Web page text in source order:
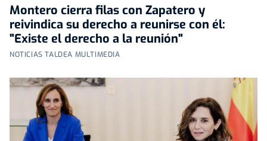
Montero cierra filas con Zapatero y
reivindica su derecho a reunirse con él:
"Existe el derecho a la reunión"
NOTICIAS TALDEA MULTIMEDIA